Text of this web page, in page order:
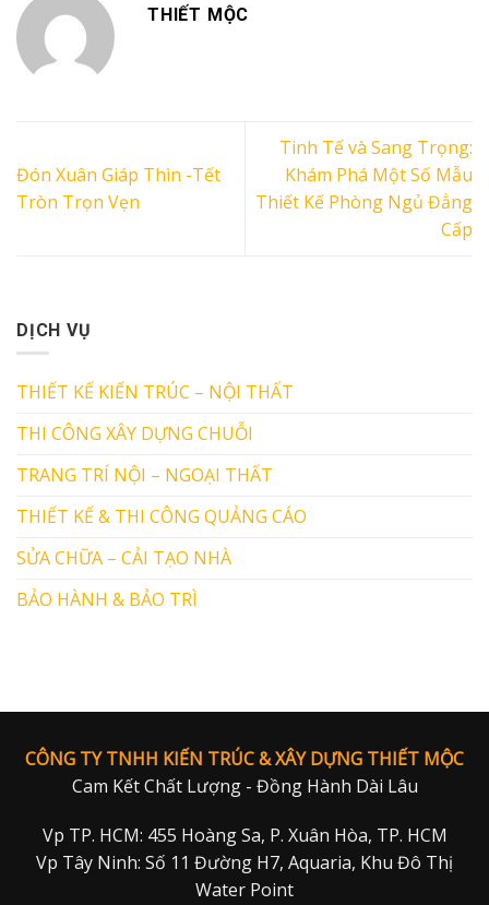
THIẾT MỘC
Đón Xuân Giáp Thìn -Tết
Tròn Trọn Vẹn
Tinh Tế và Sang Trọng:
Khám Phá Một Số Mẫu
Thiết Kế Phòng Ngủ Đẳng
Cấp
DỊCH VỤ
THIẾT KẾ KIẾN TRÚC – NỘI THẤT
THI CÔNG XÂY DỰNG CHUỖI
TRANG TRÍ NỘI – NGOẠI THẤT
THIẾT KẾ & THI CÔNG QUẢNG CÁO
SỬA CHỮA – CẢI TẠO NHÀ
BẢO HÀNH & BẢO TRÌ
CÔNG TY TNHH KIẾN TRÚC & XÂY DỰNG THIẾT MỘC
Cam Kết Chất Lượng - Đồng Hành Dài Lâu
Vp TP. HCM: 455 Hoàng Sa, P. Xuân Hòa, TP. HCM
Vp Tây Ninh: Số 11 Đường H7, Aquaria, Khu Đô Thị
Water Point